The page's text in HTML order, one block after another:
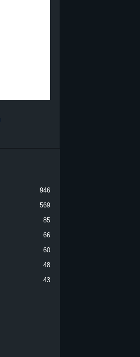
946
569
85
66
60
48
43